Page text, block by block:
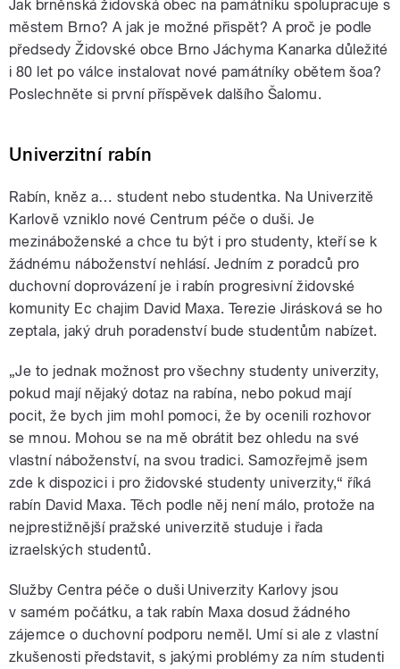
Jak brněnská židovská obec na památníku spolupracuje s
městem Brno? A jak je možné přispět? A proč je podle
předsedy Židovské obce Brno Jáchyma Kanarka důležité
i 80 let po válce instalovat nové památníky obětem šoa?
Poslechněte si první příspěvek dalšího Šalomu.
Univerzitní rabín
Rabín, kněz a… student nebo studentka. Na Univerzitě
Karlově vzniklo nové Centrum péče o duši. Je
mezináboženské a chce tu být i pro studenty, kteří se k
žádnému náboženství nehlásí. Jedním z poradců pro
duchovní doprovázení je i rabín progresivní židovské
komunity Ec chajim David Maxa. Terezie Jirásková se ho
zeptala, jaký druh poradenství bude studentům nabízet.
„Je to jednak možnost pro všechny studenty univerzity,
pokud mají nějaký dotaz na rabína, nebo pokud mají
pocit, že bych jim mohl pomoci, že by ocenili rozhovor
se mnou. Mohou se na mě obrátit bez ohledu na své
vlastní náboženství, na svou tradici. Samozřejmě jsem
zde k dispozici i pro židovské studenty univerzity,“ říká
rabín David Maxa. Těch podle něj není málo, protože na
nejprestižnější pražské univerzitě studuje i řada
izraelských studentů.
Služby Centra péče o duši Univerzity Karlovy jsou
v samém počátku, a tak rabín Maxa dosud žádného
zájemce o duchovní podporu neměl. Umí si ale z vlastní
zkušenosti představit, s jakými problémy za ním studenti